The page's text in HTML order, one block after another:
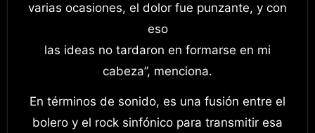
varias ocasiones, el dolor fue punzante, y con
eso
las ideas no tardaron en formarse en mi
cabeza”, menciona.
En términos de sonido, es una fusión entre el
bolero y el rock sinfónico para transmitir esa